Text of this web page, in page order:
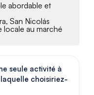
abordable et
San Nicolás
locale au marché
seule activité à
choisiriez-